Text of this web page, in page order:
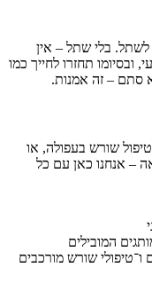
לשתל. בלי שתל – אין
ובסיומו תחזרו לחייך כמו
סתם – זה אמנות.
שורש בעפולה, או
– אנחנו כאן עם כל
המובילים
ו־טיפולי שורש מורכבים